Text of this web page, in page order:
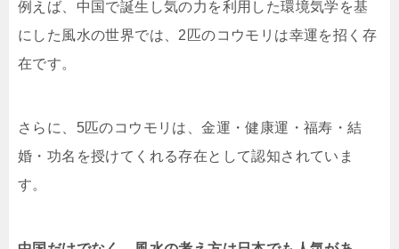
例えば、中国で誕生し気の力を利用した環境気学を基
にした風水の世界では、2匹のコウモリは幸運を招く存
在です。
さらに、5匹のコウモリは、金運・健康運・福寿・結
婚・功名を授けてくれる存在として認知されていま
す。